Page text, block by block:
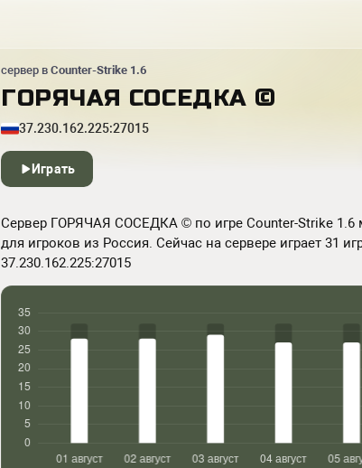
сервер в Counter-Strike 1.6
ГОРЯЧАЯ СОСЕДКА ©
37.230.162.225:27015
Играть
Сервер ГОРЯЧАЯ СОСЕДКА © по игре Counter-Strike 1.6
для игроков из Россия. Сейчас на сервере играет 31
37.230.162.225:27015